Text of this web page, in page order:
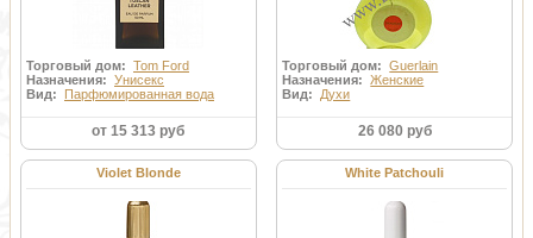
Торговый дом: Tom Ford
Назначения: Унисекс
Вид: Парфюмированная вода
от 15 313 руб
Торговый дом:Guerlain
Назначения:Женские
Вид: Духи
26 080 руб
Violet Blonde White Patchouli